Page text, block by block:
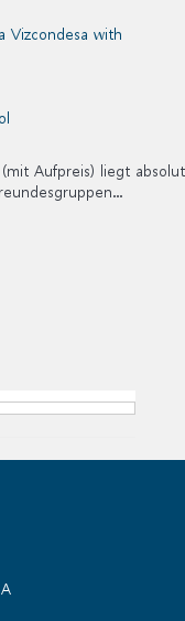
Aufpreis) liegt absolut